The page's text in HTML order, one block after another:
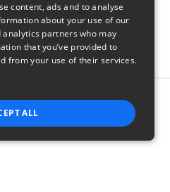
$30
this product
content, ads and to analyse
about your use of our
partners who may
that you’ve provided to
from your use of their services.
ALL
PERFORMANCE